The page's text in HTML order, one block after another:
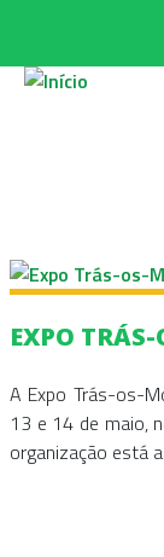
EXPO
A Expo Trás-os-
13 e 14 de maio,
organização está